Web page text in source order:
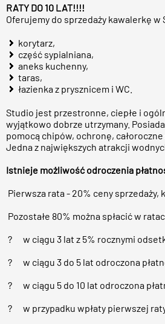
RATY DO 10 LAT!!!!
Oferujemy do sprzedaży kawalerkę
korytarz,
część sypialniana,
aneks kuchenny,
taras,
łazienka z prysznicem i WC.
Studio jest przestronne, ciepłe i
wyjątkowo dobrze utrzymany.
pomocą chipów, ochronę,
Jedna z największych atrakcji
Istnieje możliwość odroczenia
Pierwsza rata - 20% ceny
Pozostałe 80% można spłacić w
? w ciągu 3 lat z 5% rocznymi
? w ciągu 3 do 5 lat odroczona
? w ciągu 5 do 10 lat odroczona
? w przypadku wpłaty pierwszej